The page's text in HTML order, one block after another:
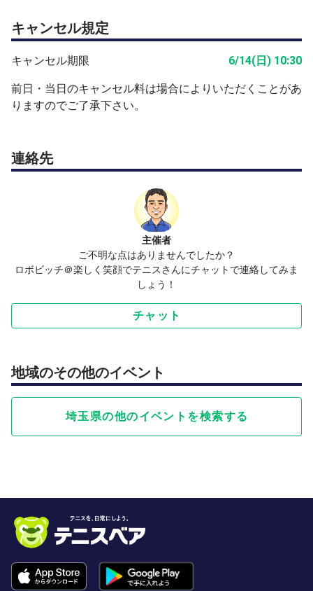
キャンセル規定
キャンセル期限 6/14(日) 10:30
前日・当日のキャンセル料は場合によりいただくことがあ
りますのでご了承下さい。
連絡先
主催者
ご不明な点はありませんでしたか？
ロボビッチ＠楽しく笑顔でテニスさんにチャットで連絡してみま
しょう！
チャット
地域のその他のイベント
埼玉県の他のイベントを検索する